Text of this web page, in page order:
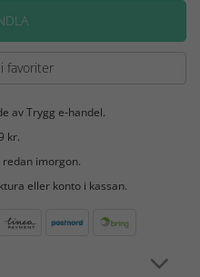
favoriter
av Trygg e-handel.
kr.
redan imorgon.
eller konto i kassan.